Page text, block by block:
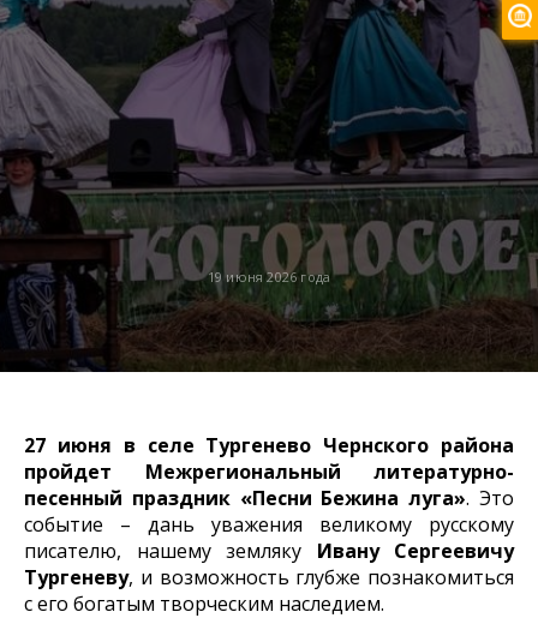
19 июня 2026 года
27 июня в селе Тургенево Чернского района
пройдет Межрегиональный литературно-
песенный праздник «Песни Бежина луга». Это
событие – дань уважения великому русскому
писателю, нашему земляку Ивану Сергеевичу
Тургеневу, и возможность глубже познакомиться
с его богатым творческим наследием.